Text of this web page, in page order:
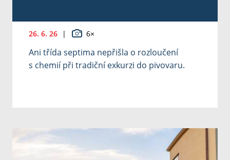
26. 6. 26 | 6×
Ani třída septima nepřišla o rozloučení
s chemií při tradiční exkurzi do pivovaru.